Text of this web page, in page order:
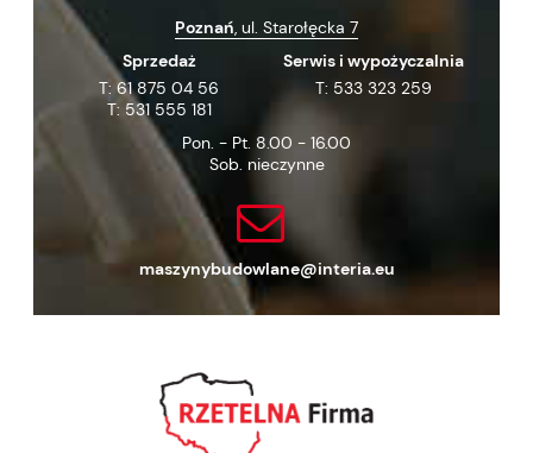
Poznań, ul. Starołęcka 7
Sprzedaż
T:61 875 04 56
T: 531 555 181
Serwis i wypożyczalnia
T: 533 323 259
Pon. - Pt. 8.00 - 16.00
Sob. nieczynne
maszynybudowlane@interia.eu